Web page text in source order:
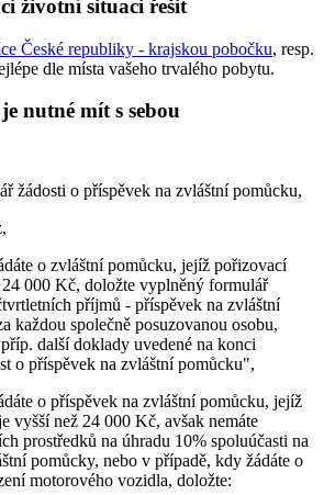
životní situaci řešit
České republiky - krajskou pobočku, resp.
dle místa vašeho trvalého pobytu.
nutné mít s sebou
žádosti o příspěvek na zvláštní pomůcku,
o zvláštní pomůcku, jejíž pořizovací
24 000 Kč, doložte vyplněný formulář
příjmů - příspěvek na zvláštní
každou společně posuzovanou osobu,
další doklady uvedené na konci
o příspěvek na zvláštní pomůcku",
o příspěvek na zvláštní pomůcku, jejíž
vyšší než 24 000 Kč, avšak nemáte
prostředků na úhradu 10% spoluúčasti na
pomůcky, nebo v případě, kdy žádáte o
motorového vozidla, doložte: